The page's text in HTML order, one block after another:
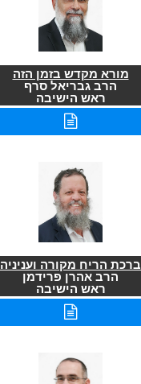
מורא מקדש בזמן הזה
הרב גבריאל סרף
ראש הישיבה
ברכת הריח מקורה ועניניה
הרב אהרן פרידמן
ראש הישיבה